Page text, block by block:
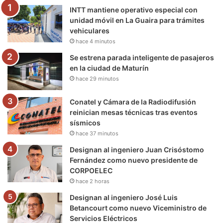
o
k
r
e
r
m
a
INTT mantiene operativo especial con
unidad móvil en La Guaira para trámites
vehiculares
hace 4 minutos
Se estrena parada inteligente de pasajeros
en la ciudad de Maturín
hace 29 minutos
Conatel y Cámara de la Radiodifusión
reinician mesas técnicas tras eventos
sísmicos
hace 37 minutos
Designan al ingeniero Juan Crisóstomo
Fernández como nuevo presidente de
CORPOELEC
hace 2 horas
Designan al ingeniero José Luis
Betancourt como nuevo Viceministro de
Servicios Eléctricos